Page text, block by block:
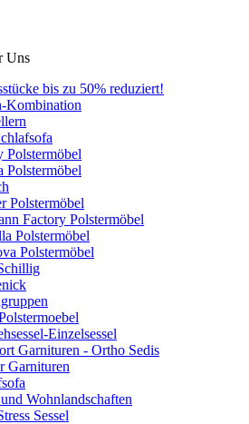
Uns
bis zu 50% reduziert!
Kombination
Polstermöbel
Polstermöbel
Polstermöbel
Factory Polstermöbel
Polstermöbel
Polstermöbel
Einzelsessel
Garnituren - Ortho Sedis
Garnituren
Wohnlandschaften
Sessel